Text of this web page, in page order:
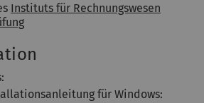
Instituts für Rechnungswesen
für Windows: